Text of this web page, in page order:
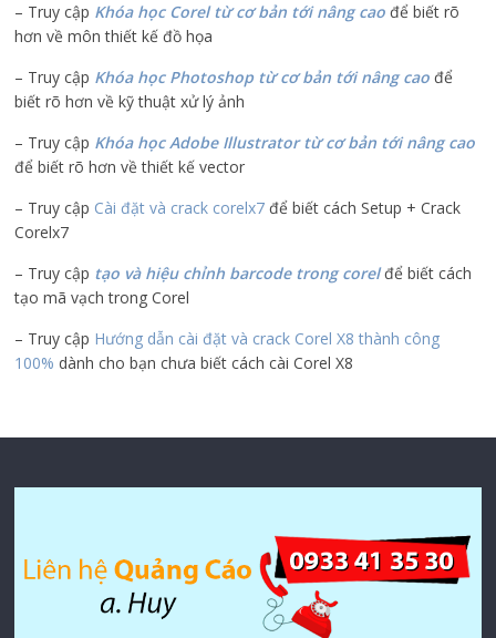
– Truy cập Khóa học Corel từ cơ bản tới nâng cao để biết rõ
hơn về môn thiết kế đồ họa
– Truy cập Khóa học Photoshop từ cơ bản tới nâng cao để
biết rõ hơn về kỹ thuật xử lý ảnh
– Truy cập Khóa học Adobe Illustratortừ cơ bản tới nâng cao
để biết rõ hơn về thiết kế vector
– Truy cập Cài đặt và crack corelx7 để biết cách Setup + Crack
Corelx7
– Truy cập tạo và hiệu chỉnh barcode trong corelđể biết cách
tạo mã vạch trong Corel
– Truy cập Hướng dẫn cài đặt và crack Corel X8 thành công
100% dành cho bạn chưa biết cách cài Corel X8